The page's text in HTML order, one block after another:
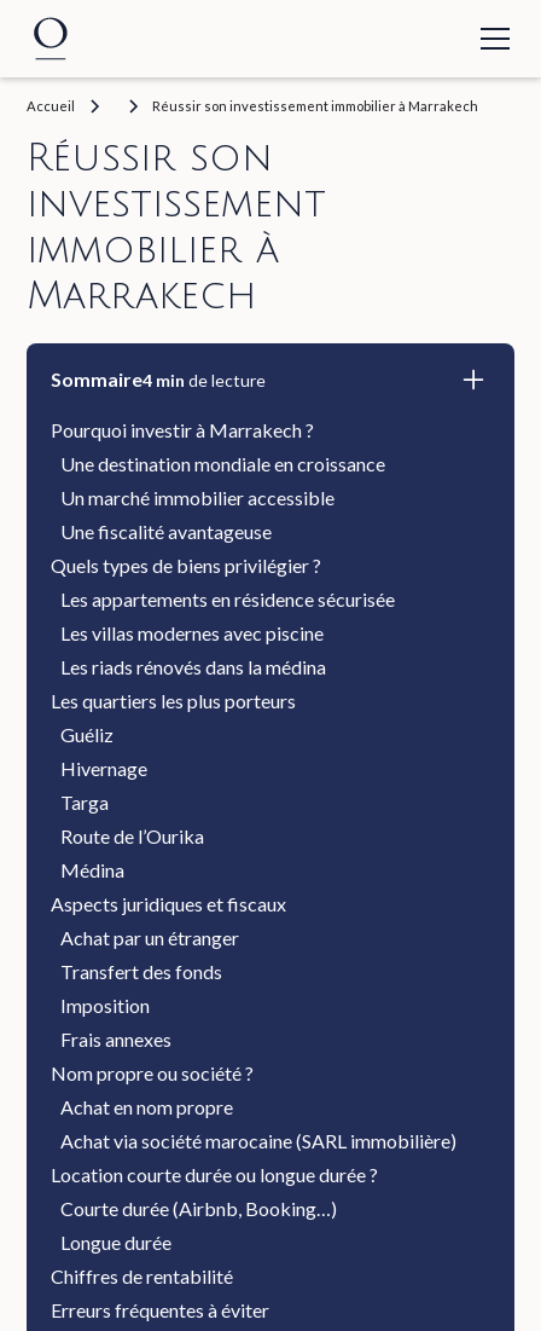
Accueil Réussir son investissement immobilier à Marrakech
Réussir son
investissement
immobilier à
Marrakech
Sommaire4 min de lecture
Pourquoi investir à Marrakech ?
Une destination mondiale en croissance
Un marché immobilier accessible
Une fiscalité avantageuse
Quels types de biens privilégier ?
Les appartements en résidence sécurisée
Les villas modernes avec piscine
Les riads rénovés dans la médina
Les quartiers les plus porteurs
Guéliz
Hivernage
Targa
Route de l’Ourika
Médina
Aspects juridiques et fiscaux
Achat par un étranger
Transfert des fonds
Imposition
Frais annexes
Nom propre ou société ?
Achat en nom propre
Achat via société marocaine (SARL immobilière)
Location courte durée ou longue durée ?
Courte durée (Airbnb, Booking…)
Longue durée
Chiffres de rentabilité
Erreurs fréquentes à éviter